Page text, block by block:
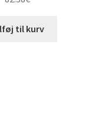
til kurv